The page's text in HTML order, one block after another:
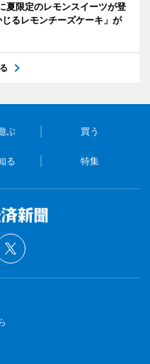
夏限定のレモンスイーツが登
るレモンチーズケーキ」が
ぶ 買う
る 特集